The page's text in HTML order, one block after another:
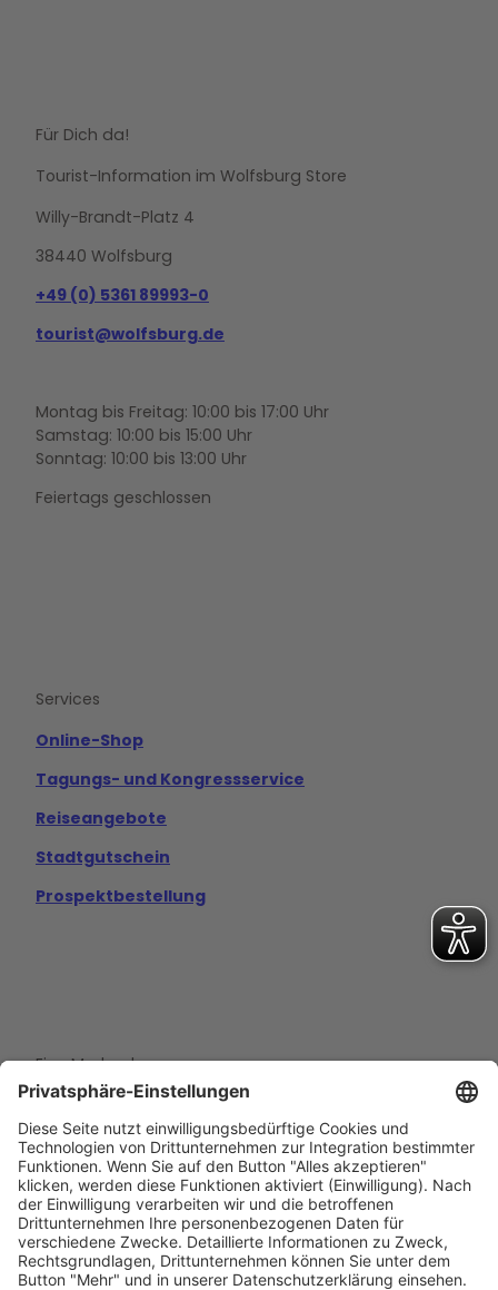
Für Dich da!
Tourist-Information im Wolfsburg Store
Willy-Brandt-Platz 4
38440 Wolfsburg
+49 (0) 5361 89993-0
tourist@wolfsburg.de
Montag bis Freitag: 10:00 bis 17:00 Uhr
Samstag: 10:00 bis 15:00 Uhr
Sonntag: 10:00 bis 13:00 Uhr
Feiertags geschlossen
o e
m
Services
Online-Shop
Tagungs- und Kongressservice
Reiseangebote
Stadtgutschein
Prospektbestellung
Eine Marke der
Wolfsburg Wirtschaft und Marketing GmbH
Porschestraße 26
38440 Wolfsburg
+49 5361 89994-0
info@wmg-wolfsburg.de